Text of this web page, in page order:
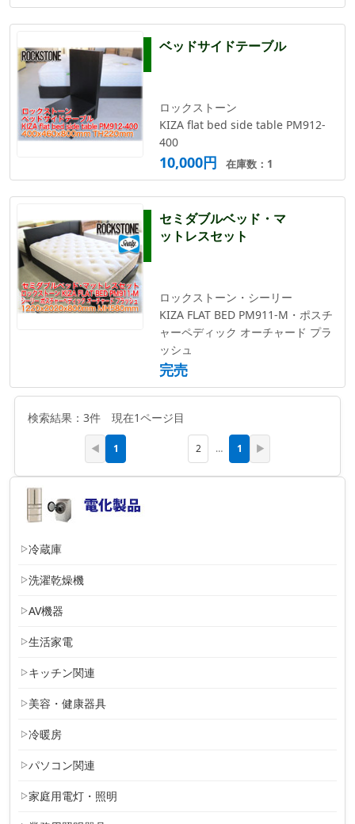
冷蔵庫
洗濯乾燥機
AV機器
生活家電
キッチン関連
美容・健康器具
冷暖房
パソコン関連
家庭用電灯・照明
ベッドサイドテーブル
ロックストーン
KIZA flat bed side table PM912-
400
10,000円 在庫数：1
セミダブルベッド・マ
ットレスセット
ロックストーン・シーリー
KIZA FLAT BED PM911-M・ポスチ
ャーペディック オーチャード プラ
ッシュ
完売
検索結果：3件 現在1ページ目
◀ 1 2 … 1 ▶